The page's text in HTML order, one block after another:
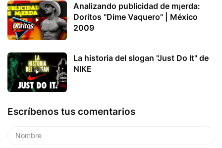
Analizando publicidad de m¡erda:
Doritos "Dime Vaquero" | México
2009
La historia del slogan "Just Do It" de
NIKE
Escríbenos tus comentarios